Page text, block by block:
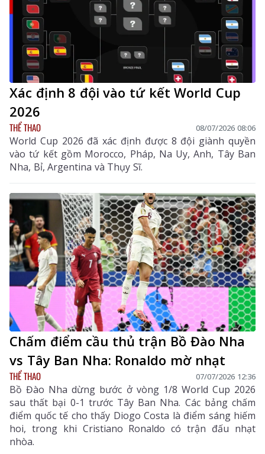
Xác định 8 đội vào tứ kết World Cup
2026
THỂ THAO 08/07/2026 08:06
World Cup 2026 đã xác định được 8 đội giành quyền
vào tứ kết gồm Morocco, Pháp, Na Uy, Anh, Tây Ban
Nha, Bỉ, Argentina và Thụy Sĩ.
Chấm điểm cầu thủ trận Bồ Đào Nha
vs Tây Ban Nha: Ronaldo mờ nhạt
THỂ THAO 07/07/2026 12:36
Bồ Đào Nha dừng bước ở vòng 1/8 World Cup 2026
sau thất bại 0-1 trước Tây Ban Nha. Các bảng chấm
điểm quốc tế cho thấy Diogo Costa là điểm sáng hiếm
hoi, trong khi Cristiano Ronaldo có trận đấu nhạt
nhòa.